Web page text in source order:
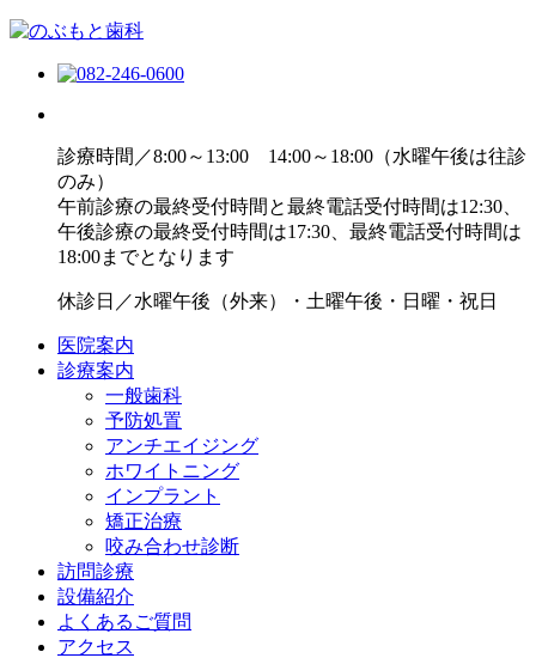
診療時間／8:00～13:00 14:00～18:00（水曜午後は往診
のみ）
午前診療の最終受付時間と最終電話受付時間は12:30、
午後診療の最終受付時間は17:30、最終電話受付時間は
18:00までとなります
休診日／水曜午後（外来）・土曜午後・日曜・祝日
医院案内
診療案内
一般歯科
予防処置
アンチエイジング
ホワイトニング
インプラント
矯正治療
咬み合わせ診断
訪問診療
設備紹介
よくあるご質問
アクセス